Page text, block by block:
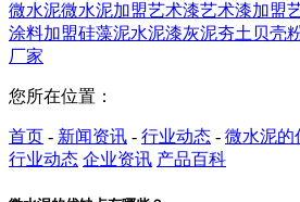
微水泥微水泥加盟艺术漆艺术漆加盟
涂料加盟硅藻泥水泥漆灰泥夯土 贝壳
厂家
您所在位置：
首页 - 新闻资讯 - 行业动态 - 微水泥的
行业动态 企业资讯 产品百科